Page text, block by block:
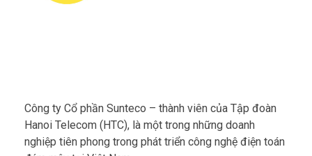
Công ty Cổ phần Sunteco – thành viên của Tập đoàn
Hanoi Telecom (HTC), là một trong những doanh
nghiệp tiên phong trong phát triển công nghệ điện toán